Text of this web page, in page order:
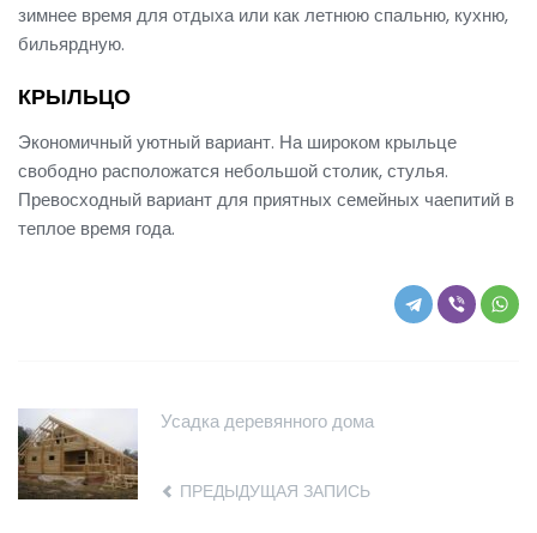
зимнее время для отдыха или как летнюю спальню, кухню,
бильярдную.
КРЫЛЬЦО
Экономичный уютный вариант. На широком крыльце
свободно расположатся небольшой столик, стулья.
Превосходный вариант для приятных семейных чаепитий в
теплое время года.
Усадка деревянного дома
ПРЕДЫДУЩАЯ ЗАПИСЬ